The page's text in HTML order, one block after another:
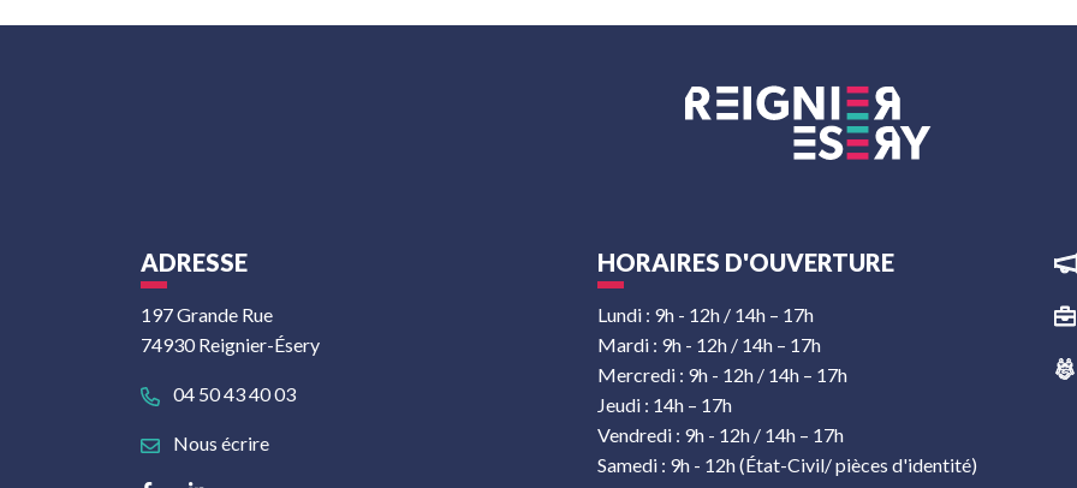
ADRESSE
197 Grande Rue
74930 Reignier-Ésery
04 50 43 40 03
Nous écrire
HORAIRES D'OUVERTURE
Lundi : 9h - 12h / 14h – 17h
Mardi : 9h - 12h / 14h – 17h
Mercredi : 9h - 12h / 14h – 17h
Jeudi : 14h – 17h
Vendredi : 9h - 12h / 14h – 17h
Samedi : 9h - 12h (État-Civil/ pièces d'identité)